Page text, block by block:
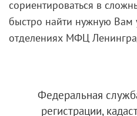
сориентироваться в
быстро найти нужную Вам
отделениях МФЦ
Федеральная
регистрации,